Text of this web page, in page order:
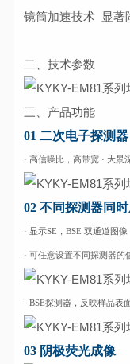
镜筒加速技术 显著
二、技术参数
三、产品功能
01 二次电子探测器
· 高信噪比，高带宽 · 大景
02 不同探测器同
· 显示SE，BSE 双通道图像
· 可任意设置不同探测器的
· BSE探测器，反映样品表
03 阴极荧光成像